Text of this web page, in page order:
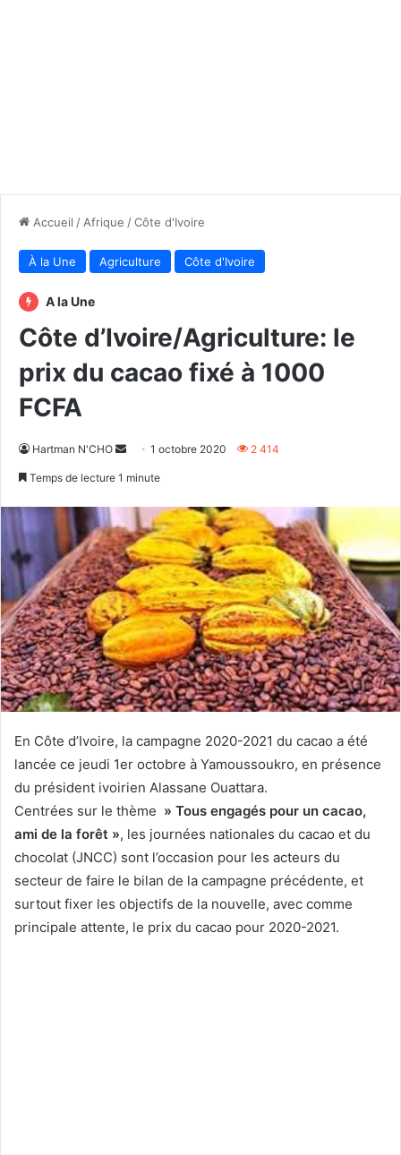
Accueil / Afrique /Côte d'Ivoire
À la Une Agriculture Côte d'Ivoire
A la Une
Côte d’Ivoire/Agriculture: le
prix du cacao fixé à 1000
FCFA
Hartman N'CHO
Envoyer1 octobre 2020 2 414
Temps de lecture 1 minute
En Côte d’Ivoire, la campagne 2020-2021 du cacao a été
lancée ce jeudi 1er octobre à Yamoussoukro, en présence
du président ivoirien Alassane Ouattara.
Centrées sur le thème » Tous engagés pour un cacao,
ami de la forêt », les journées nationales du cacao et du
chocolat (JNCC) sont l’occasion pour les acteurs du
secteur de faire le bilan de la campagne précédente, et
surtout fixer les objectifs de la nouvelle, avec comme
principale attente, le prix du cacao pour 2020-2021.